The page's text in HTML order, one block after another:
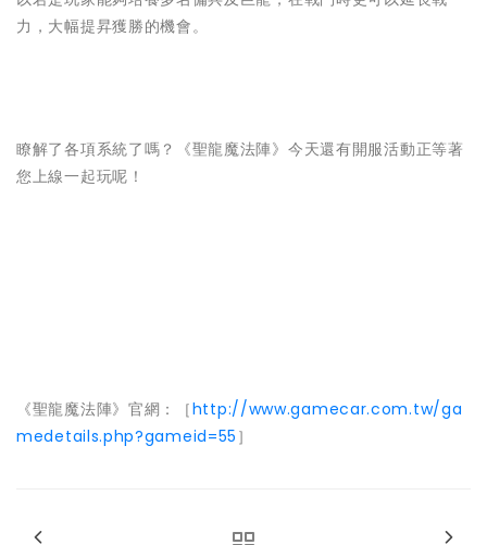
力，大幅提昇獲勝的機會。
瞭解了各項系統了嗎？《聖龍魔法陣》今天還有開服活動正等著
您上線一起玩呢！
《聖龍魔法陣》官網：［http://www.gamecar.com.tw/ga
medetails.php?gameid=55 ］